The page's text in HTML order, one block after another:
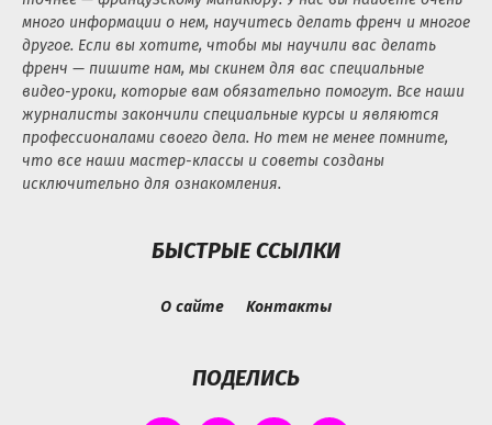
много информации о нем, научитесь делать френч и многое
другое. Если вы хотите, чтобы мы научили вас делать
френч — пишите нам, мы скинем для вас специальные
видео-уроки, которые вам обязательно помогут. Все наши
журналисты закончили специальные курсы и являются
профессионалами своего дела. Но тем не менее помните,
что все наши мастер-классы и советы созданы
исключительно для ознакомления.
БЫСТРЫЕ ССЫЛКИ
О сайте Контакты
ПОДЕЛИСЬ